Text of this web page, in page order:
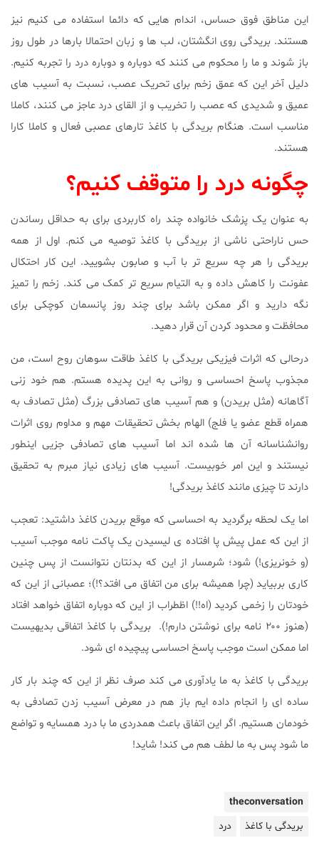
این مناطق فوق حساس، اندام هایی که دائما استفاده می کنیم نیز
هستند. بریدگی روی انگشتان، لب ها و زباناحتمالا بارها در طول روز
باز شوند و ما را محکوم می کنند که دوباره و دوباره درد را تجربه کنیم.
دلیل آخر این که عمق زخم برای تحریک عصب، نسبت به آسیب های
عمیق و شدیدی که عصب را تخریب و از القای درد عاجز می کنند، کاملا
مناسب است. هنگام بریدگی با کاغذ تارهای عصبی فعال و کاملا کارا
هستند.
چگونه درد را متوقف کنیم؟
به عنوان یک پزشک خانواده چند راه کاربردی برای به حداقل رساندن
حس ناراحتی ناشی از بریدگی با کاغذ توصیه می کنم. اول از همه
بریدگی را هر چه سریع تر با آب و صابون بشویید. این کار احتکال
عفونت را کاهش داده و به التیام سریع تر کمک می کند. زخم را تمیز
نگه دارید و اگر ممکن باشد برای چند روز پانسمان کوچکی برای
محافظت و محدود کردن آن قرار دهید.
درحالی که اثرات فیزیکی بریدگی با کاغذ طاقت سوهان روح است، من
مجذوب پاسخ احساسی و روانی به این پدیده هستم. هم خود زنی
آگاهانه (مثل بریدن) و هم آسیب های تصادفی بزرگ (مثل تصادف به
همراه قطع عضو یا فلج) الهام بخش تحقیقات مهم و مداوم روی اثرات
روانشناسانه آن ها شده اند اما آسیب های تصادفی جزیی اینطور
نیستند و این امر خوبیست. آسیب های زیادی نیاز مبرم به تحقیق
دارند تا چیزی مانند کاغذ بریدگی!
اما یک لحظه برگردید به احساسی که موقع بریدن کاغذ داشتید: تعجب
از این که عمل پیش پا افتاده ی لیسیدن یک پاکت نامه موجب آسیب
(و خونریزی!) شود؛ شرمسار از این که بدنتان نتوانست از پس چنین
کاری بربیاید (چرا همیشه برای من اتفاق می افتد؟!)؛ عصبانی از این که
خودتان را زخمی کردید (اه!!) اظطراب از این که دوباره اتفاق خواهد افتاد
(هنوز ۲۰۰ نامه برای نوشتن دارم!). بریدگی با کاغذ اتفاقی بدیهیست
اما ممکن است موجب پاسخ احساسی پیچیده ای شود.
بریدگی با کاغذ به ما یادآوری می کند صرف نظر از این که چند بار کار
ساده ای را انجام داده ایم باز هم در معرض آسیب زدن تصادفی به
خودمان هستیم. اگر این اتفاق باعث همدردی ما با درد همسایه و تواضع
ما شود پس به ما لطف هم می کند! شاید!
theconversation
بریدگی با کاغذ
درد